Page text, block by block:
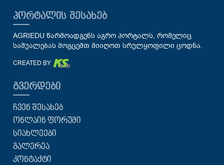
ᲞᲝᲠᲢᲐᲚᲘᲡ ᲨᲔᲡᲐᲮᲔᲑ
AGRIEDU წარმოადგენს აგრო პორტალს, რომელიც
საშუალებას მოგცემთ მიიღოთ სრულყოფილი ცოდნა.
CREATED BY
ᲒᲕᲔᲠᲓᲔᲑᲘ
ᲩᲕᲔᲜ ᲨᲔᲡᲐᲮᲔᲑ
ᲝᲜᲚᲐᲘᲜ ᲤᲝᲠᲣᲛᲘ
ᲡᲘᲐᲮᲚᲔᲔᲑᲘ
ᲒᲐᲚᲔᲠᲔᲐ
ᲙᲝᲜᲢᲐᲥᲢᲘ